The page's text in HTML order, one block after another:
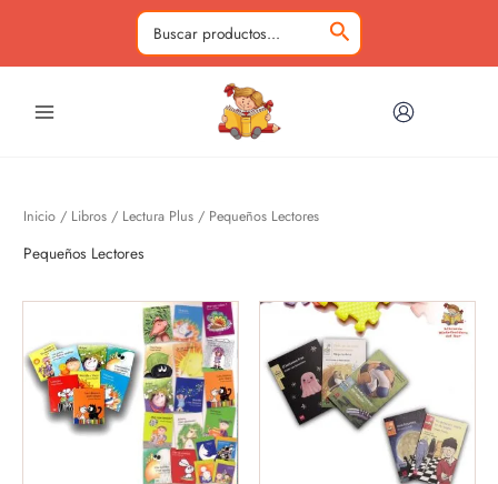
Buscar
por:
Inicio / Libros / Lectura Plus / Pequeños Lectores
Pequeños Lectores